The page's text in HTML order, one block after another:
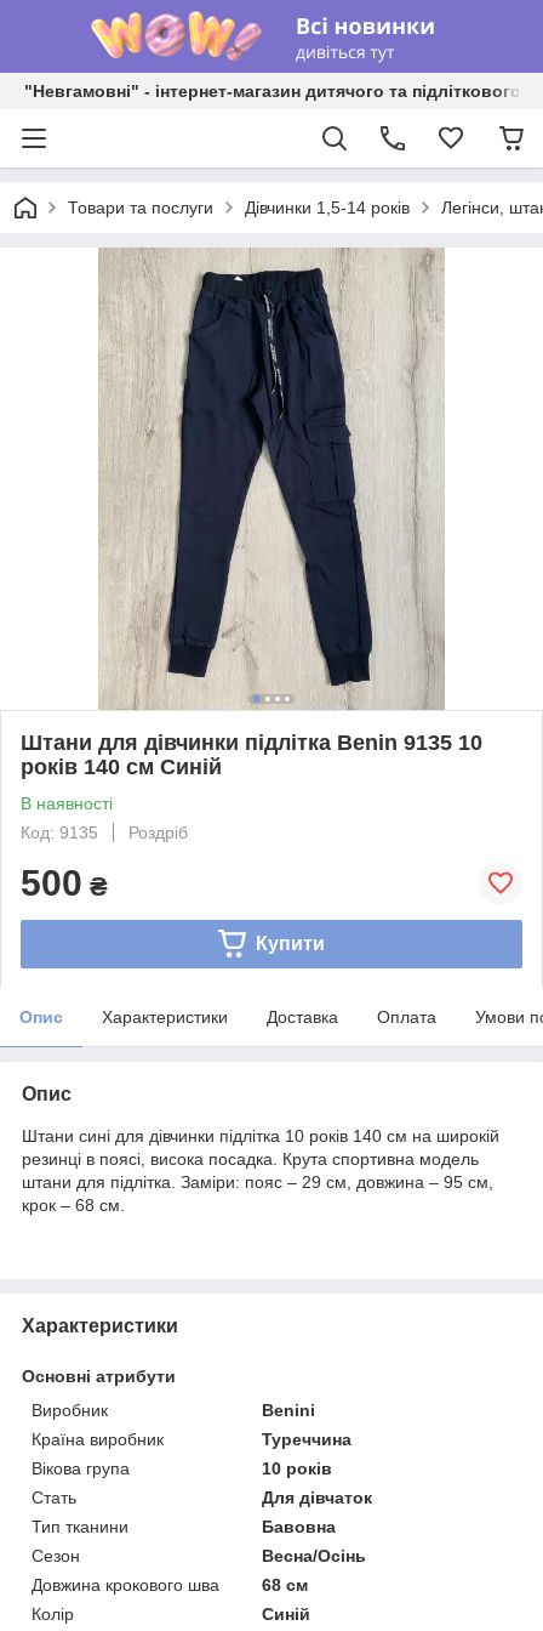
"Невгамовні" - інтернет-магазин дитячого та підліткового
Товари та послуги Дівчинки 1,5-14 років Легінси,
Штани для дівчинки підлітка Benin 9135 10
років 140 см Синій
В наявності
Код: 9135
Роздріб
500 ₴
Купити
Опис Характеристики Доставка Оплата Умови
Опис
Штани сині для дівчинки підлітка 10 років 140 см на широкій
резинці в поясі, висока посадка. Крута спортивна модель
штани для підлітка. Заміри: пояс – 29 см, довжина – 95 см,
крок – 68 см.
Характеристики
Основні атрибути
Виробник
Benini
Країна виробник
Туреччина
Вікова група
10 років
Стать
Для дівчаток
Тип тканини
Бавовна
Сезон
Весна/Осінь
Довжина крокового шва
68 см
Колір
Синій